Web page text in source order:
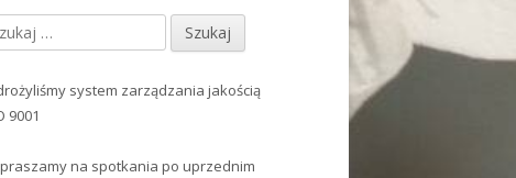
system zarządzania jakością
9001
na spotkania po uprzednim